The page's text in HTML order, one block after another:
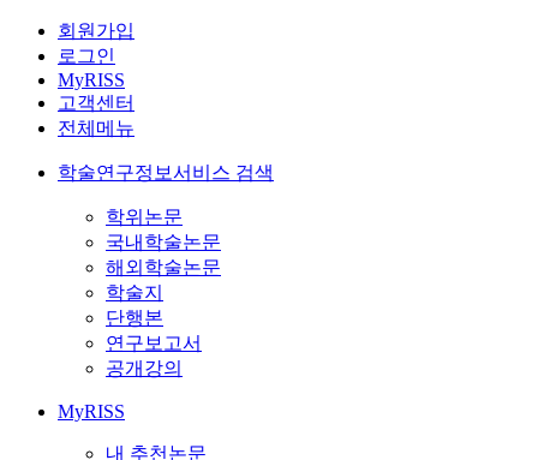
회원가입
로그인
MyRISS
고객센터
전체메뉴
학술연구정보서비스 검색
학위논문
국내학술논문
해외학술논문
학술지
단행본
연구보고서
공개강의
MyRISS
내 추천논문